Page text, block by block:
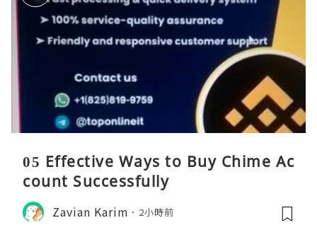
05 Effective Ways to Buy Chime Ac
count Successfully
Zavian Karim 2小時前